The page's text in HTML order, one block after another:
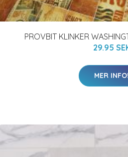
PROVBIT KLINKER
29.95
MER INFO!